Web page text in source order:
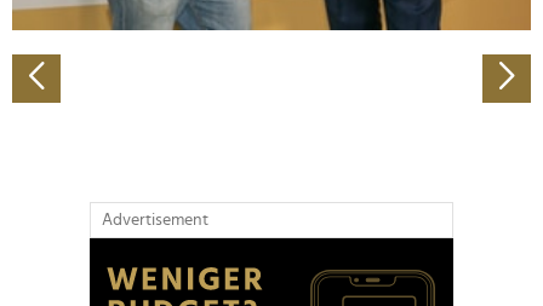
Verwendung unserer Website an unsere Partner für
Partner führen diese Informationen möglicherweise mit
weiteren Daten zusammen, die Sie ihnen bereitgestellt
Advertisement